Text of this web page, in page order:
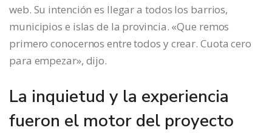
web. Su intención es llegar a todos los barrios,
municipios e islas de la provincia. «Que remos
primero conocernos entre todos y crear. Cuota cero
para empezar», dijo.
La inquietud y la experiencia
fueron el motor del proyecto